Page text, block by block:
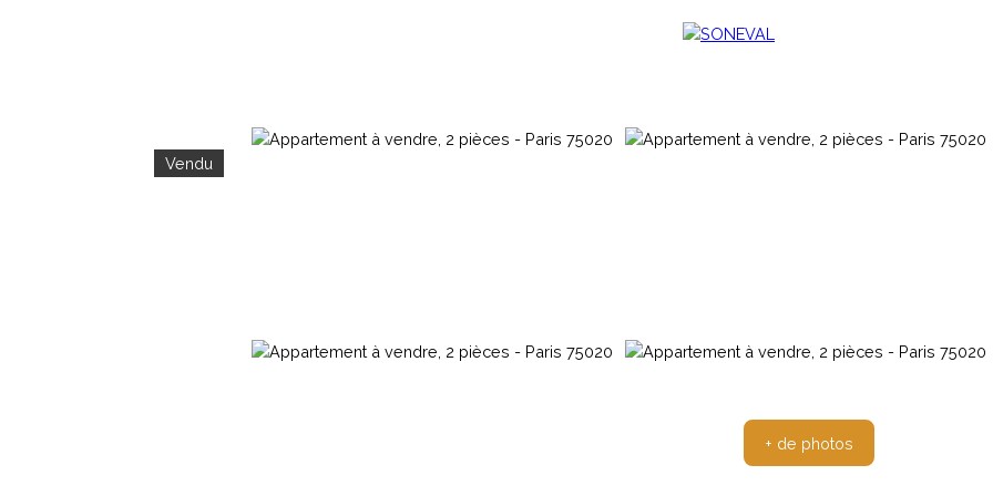
Vendu
+ de photos